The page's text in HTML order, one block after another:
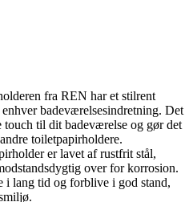
fra REN har et stilrent
badeværelsesindretning. Det
touch til dit badeværelse og gør det
toiletpapirholdere.
er lavet af rustfrit stål,
over for korrosion.
i lang tid og forblive i god stand,